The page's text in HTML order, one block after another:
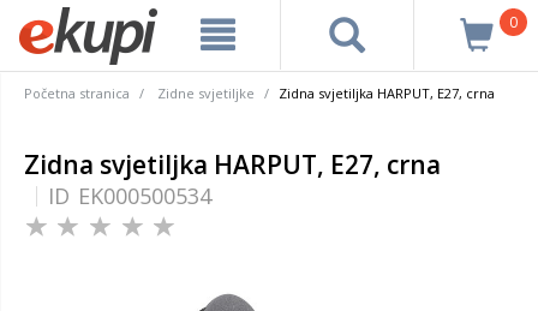
0
Početna stranica Zidne svjetiljke Zidna svjetiljka HARPUT, E27, crna
Zidna svjetiljka HARPUT, E27, crna
ID EK000500534